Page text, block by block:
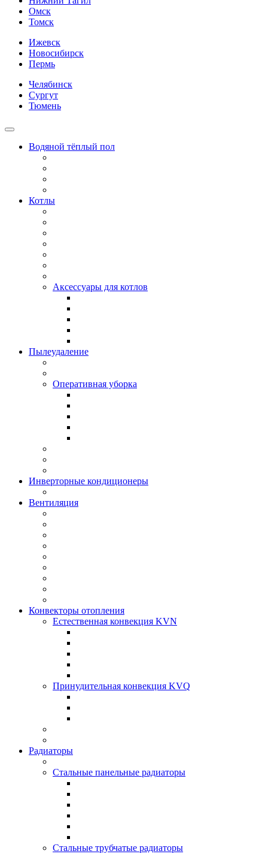
Омск
Томск
Ижевск
Новосибирск
Пермь
Челябинск
Сургут
Тюмень
Водяной тёплый пол
Котлы
Аксессуары для котлов
Пылеудаление
Оперативная уборка
Инверторные кондиционеры
Вентиляция
Конвекторы отопления
Естественная конвекция KVN
Принудительная конвекция KVQ
Радиаторы
Стальные панельные радиаторы
Стальные трубчатые радиаторы